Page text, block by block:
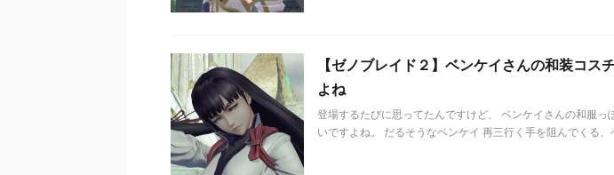
【ゼノブレイド２】ベンケイさんの和装コス
よね
登場するたびに思ってたんですけど、 ベンケイさんの和服っ
いですよね。 だるそうなベンケイ 再三行く手を阻んでくる